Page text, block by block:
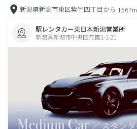
新潟県新潟市東区紫竹四丁目から 1567m
駅レンタカー東日本新潟営業所
新潟県新潟市中央区花園1-1-21